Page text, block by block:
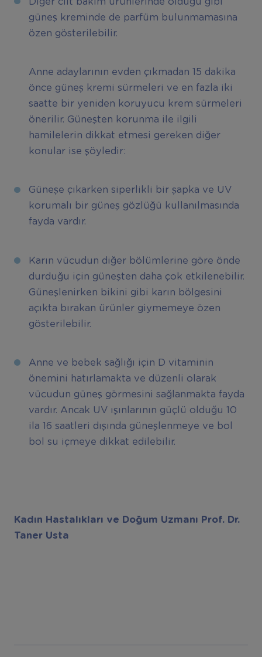
güneş kreminde de parfüm bulunmamasına
özen gösterilebilir.
Anne adaylarının evden çıkmadan 15 dakika
önce güneş kremi sürmeleri ve en fazla iki
saatte bir yeniden koruyucu krem sürmeleri
önerilir. Güneşten korunma ile ilgili
hamilelerin dikkat etmesi gereken diğer
konular ise şöyledir:
Güneşe çıkarken siperlikli bir şapka ve UV
korumalı bir güneş gözlüğü kullanılmasında
fayda vardır.
Karın vücudun diğer bölümlerine göre önde
durduğu için güneşten daha çok etkilenebilir.
Güneşlenirken bikini gibi karın bölgesini
açıkta bırakan ürünler giymemeye özen
gösterilebilir.
Anne ve bebek sağlığı için D vitaminin
önemini hatırlamakta ve düzenli olarak
vücudun güneş görmesini sağlanmakta fayda
vardır. Ancak UV ışınlarının güçlü olduğu 10
ila 16 saatleri dışında güneşlenmeye ve bol
bol su içmeye dikkat edilebilir.
Kadın Hastalıkları ve Doğum Uzmanı Prof. Dr.
Taner Usta